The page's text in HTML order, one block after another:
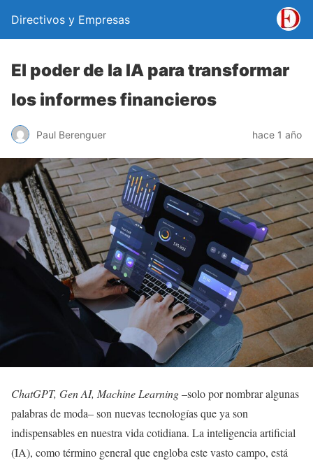
Directivos y Empresas
El poder de la IA para transformar
los informes financieros
Paul Berenguer hace 1 año
ChatGPT, Gen AI, Machine Learning–solo por nombrar algunas
palabras de moda– son nuevas tecnologías que ya son
indispensables en nuestra vida cotidiana. La inteligencia artificial
(IA), como término general que engloba este vasto campo, está